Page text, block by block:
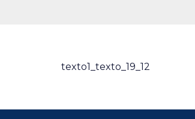
texto1_texto_19_12